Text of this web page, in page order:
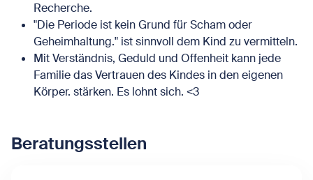
Recherche.
"Die Periode ist kein Grund für Scham oder
Geheimhaltung." ist sinnvoll dem Kind zu vermitteln.
Mit Verständnis, Geduld und Offenheit kann jede
Familie das Vertrauen des Kindes in den eigenen
Körper. stärken. Es lohnt sich. <3
Beratungsstellen